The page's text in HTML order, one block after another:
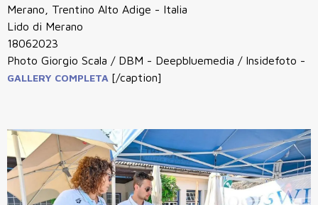
Merano, Trentino Alto Adige - Italia
Lido di Merano
18062023
Photo Giorgio Scala / DBM - Deepbluemedia / Insidefoto -
GALLERY COMPLETA [/caption]